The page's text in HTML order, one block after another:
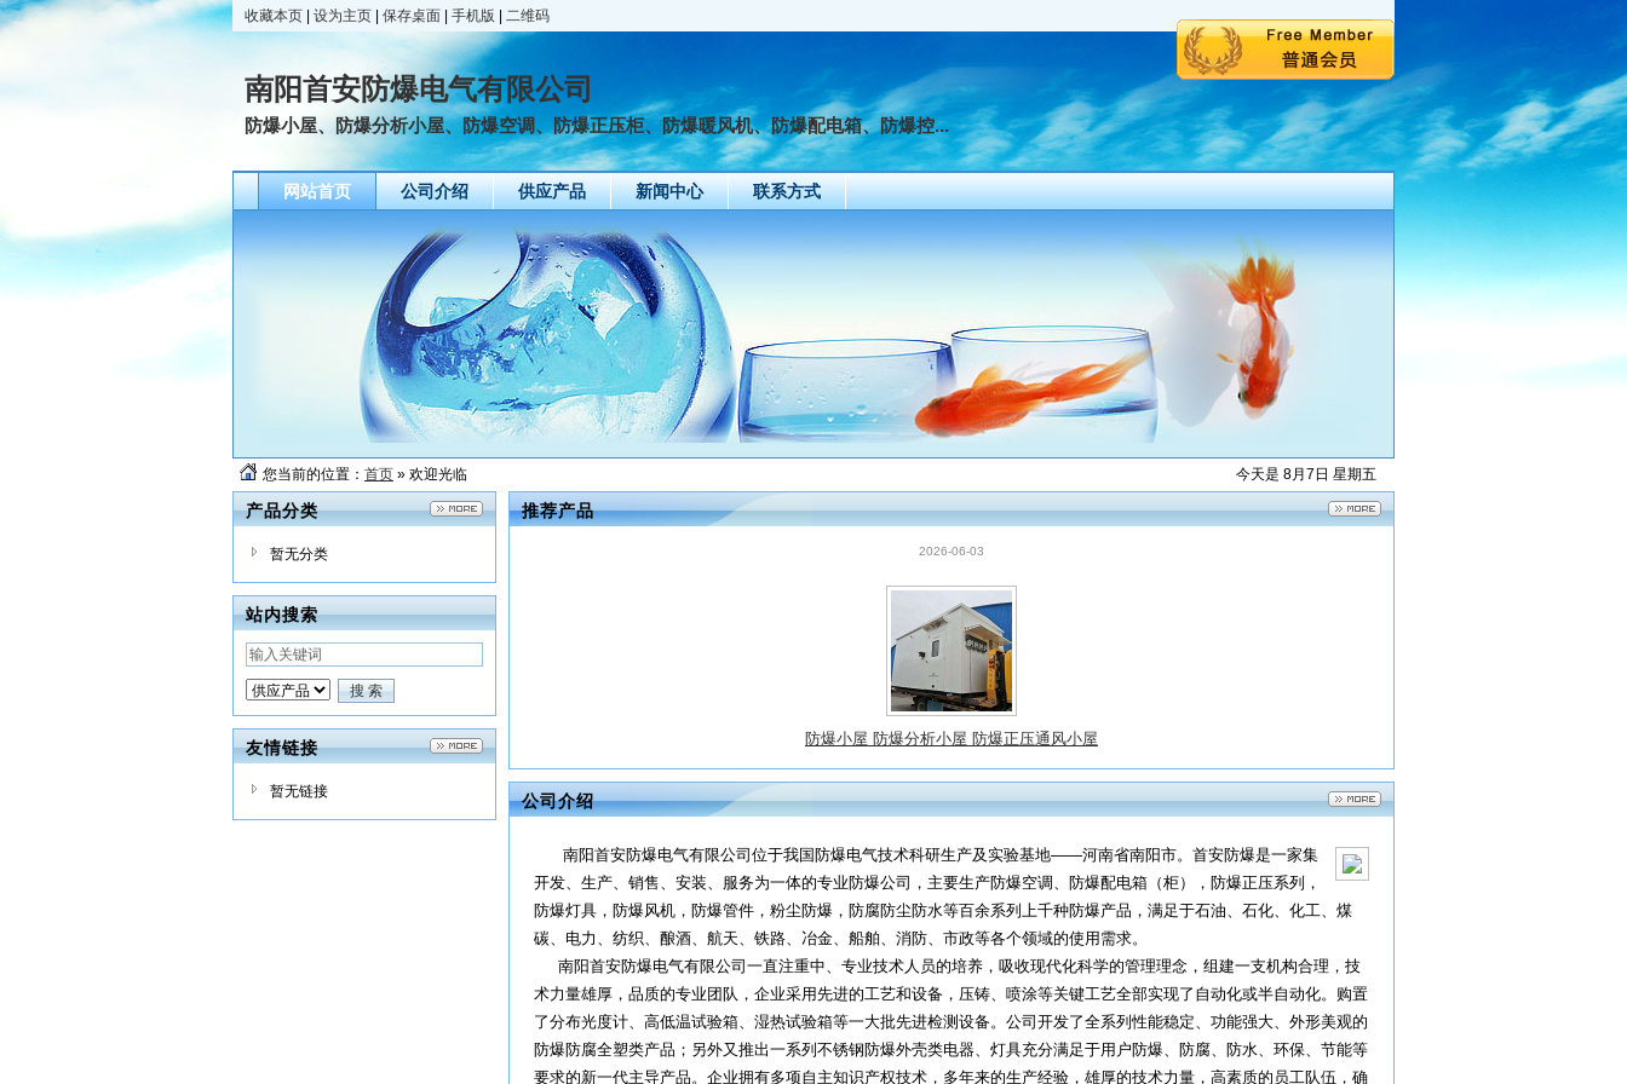
收藏本页 设为主页 保存桌面 手机版 二维码
南阳首安防爆电气有限公司
防爆小屋、防爆分析小屋、防爆空调、防爆正压柜、防爆暖风机、防爆配电箱、防爆控...
网站首页 公司介绍 供应产品 新闻中心 联系方式
今天是 8月7日 星期五
您当前的位置： 首页 » 欢迎光临
产品分类
暂无分类
站内搜索
友情链接
暂无链接
推荐产品
防爆小屋 防爆分析小屋 防爆正压通风小屋
防爆小屋 防爆分析小屋 防爆正压通风小屋
2026-06-03
公司介绍
南阳首安防爆电气有限公司位于我国防爆电气技术科研生产及实验基地——河南省南阳市。首安防爆是一家集
开发、生产、销售、安装、服务为一体的专业防爆公司，主要生产防爆空调、防爆配电箱（柜），防爆正压系列，
防爆灯具，防爆风机，防爆管件，粉尘防爆，防腐防尘防水等百余系列上千种防爆产品，满足于石油、石化、化工、煤
碳、电力、纺织、酿酒、航天、铁路、冶金、船舶、消防、市政等各个领域的使用需求。
南阳首安防爆电气有限公司一直注重中、专业技术人员的培养，吸收现代化科学的管理理念，组建一支机构合理，技
术力量雄厚，品质的专业团队，企业采用先进的工艺和设备，压铸、喷涂等关键工艺全部实现了自动化或半自动化。购置
了分布光度计、高低温试验箱、湿热试验箱等一大批先进检测设备。公司开发了全系列性能稳定、功能强大、外形美观的
防爆防腐全塑类产品；另外又推出一系列不锈钢防爆外壳类电器、灯具充分满足于用户防爆、防腐、防水、环保、节能等
要求的新一代主导产品。企业拥有多项自主知识产权技术，多年来的生产经验，雄厚的技术力量，高素质的员工队伍，确